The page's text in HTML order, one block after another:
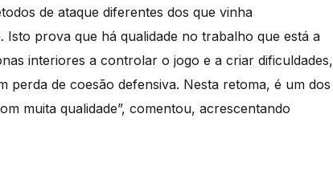
de ataque diferentes dos que vinha
prova que há qualidade no trabalho que está a
interiores a controlar o jogo e a criar dificuldades,
de coesão defensiva. Nesta retoma, é um dos
muita qualidade”, comentou, acrescentando